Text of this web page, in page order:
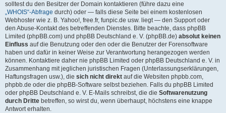
solltest du den Besitzer der Domain kontaktieren (führe dazu eine
„WHOIS“-Abfrage durch) oder — falls diese Seite bei einem kostenlosen
Webhoster wie z. B. Yahoo!, free.fr, funpic.de usw. liegt — den Support oder
den Abuse-Kontakt des betreffenden Dienstes. Bitte beachte, dass phpBB
Limited (phpBB.com) und phpBB Deutschland e. V. (phpBB.de) absolut keinen
Einfluss auf die Benutzung oder den oder die Benutzer der Forensoftware
haben und dafür in keiner Weise zur Verantwortung herangezogen werden
können. Kontaktiere daher nie phpBB Limited oder phpBB Deutschland e. V. in
Zusammenhang mit jeglichen juristischen Fragen (Unterlassungserklärungen,
Haftungsfragen usw.), die sich nicht direkt auf die Websiten phpbb.com,
phpbb.de oder die phpBB-Software selbst beziehen. Falls du phpBB Limited
oder phpBB Deutschland e. V. E-Mails schreibst, die die Softwarenutzung
durch Dritte betreffen, so wirst du, wenn überhaupt, höchstens eine knappe
Antwort erhalten.